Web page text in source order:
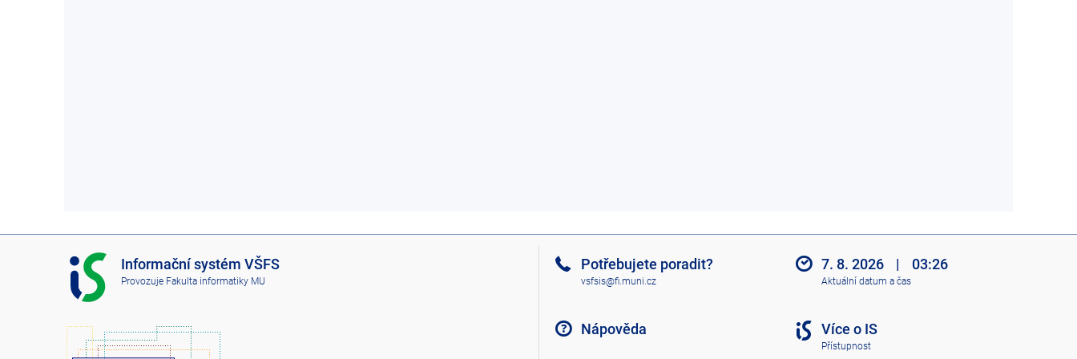
I
S
V
F
Informační systém VŠFS
Provozuje Fakulta informatiky MU
Potřebujete poradit?
vsfsis@fi.muni.cz
Nápověda
7. 8. 2026 | 03:26
Aktuální datum a čas
Více o IS
Přístupnost